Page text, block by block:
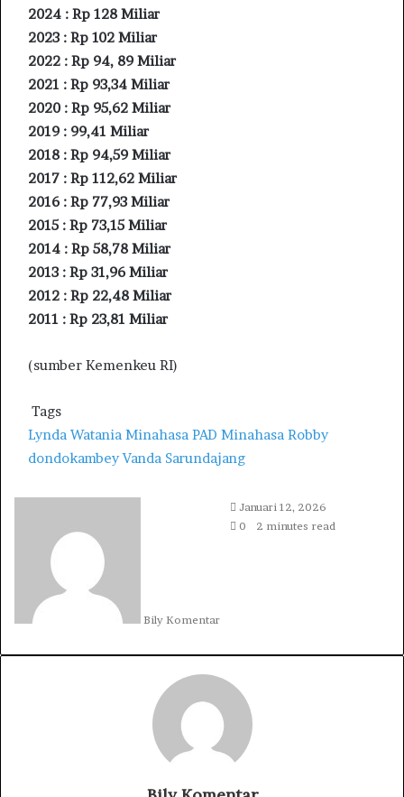
2024 : Rp 128 Miliar
2023 : Rp 102 Miliar
2022 : Rp 94, 89 Miliar
2021 : Rp 93,34 Miliar
2020 : Rp 95,62 Miliar
2019 : 99,41 Miliar
2018 : Rp 94,59 Miliar
2017 : Rp 112,62 Miliar
2016 : Rp 77,93 Miliar
2015 : Rp 73,15 Miliar
2014 : Rp 58,78 Miliar
2013 : Rp 31,96 Miliar
2012 : Rp 22,48 Miliar
2011 : Rp 23,81 Miliar
(sumber Kemenkeu RI)
Tags
Lynda Watania Minahasa PAD Minahasa Robby
dondokambey Vanda Sarundajang
Bily Komentar
a
i
Januari 12, 2026
0
2 minutes read